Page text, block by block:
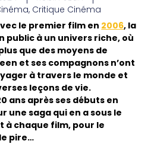
, Critique Cinéma
le premier film en 2006, la
public à un univers riche, où
que des moyens de
et ses compagnons n’ont
à travers le monde et
leçons de vie.
ans après ses débuts en
une saga qui en a sous le
à chaque film, pour le
pire…